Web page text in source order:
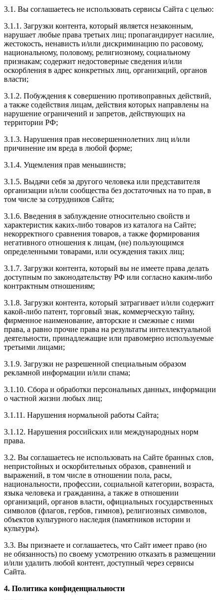
3.1. Вы соглашаетесь не использовать сервисы Сайта с целью:
3.1.1. Загрузки контента, который является незаконным,
нарушает любые права третьих лиц; пропагандирует насилие,
жестокость, ненависть и/или дискриминацию по расовому,
национальному, половому, религиозному, социальному
признакам; содержит недостоверные сведения и/или
оскорбления в адрес конкретных лиц, организаций, органов
власти;
3.1.2. Побуждения к совершению противоправных действий,
а также содействия лицам, действия которых направлены на
нарушение ограничений и запретов, действующих на
территории РФ;
3.1.3. Нарушения прав несовершеннолетних лиц и/или
причинение им вреда в любой форме;
3.1.4. Ущемления прав меньшинств;
3.1.5. Выдачи себя за другого человека или представителя
организации и/или сообщества без достаточных на то прав, в
том числе за сотрудников Сайта;
3.1.6. Введения в заблуждение относительно свойств и
характеристик каких-либо товаров из каталога на Сайте;
некорректного сравнения товаров, а также формирования
негативного отношения к лицам, (не) пользующимся
определенными товарами, или осуждения таких лиц;
3.1.7. Загрузки контента, который вы не имеете права делать
доступным по законодательству РФ или согласно каким-либо
контрактным отношениям;
3.1.8. Загрузки контента, который затрагивает и/или содержит
какой-либо патент, торговый знак, коммерческую тайну,
фирменное наименование, авторские и смежные с ними
права, а равно прочие права на результаты интеллектуальной
деятельности, принадлежащие или правомерно используемые
третьими лицами;
3.1.9. Загрузки не разрешенной специальным образом
рекламной информации и/или спама;
3.1.10. Сбора и обработки персональных данных, информации
о частной жизни любых лиц;
3.1.11. Нарушения нормальной работы Сайта;
3.1.12. Нарушения российских или международных норм
права.
3.2. Вы соглашаетесь не использовать на Сайте бранных слов,
непристойных и оскорбительных образов, сравнений и
выражений, в том числе в отношении пола, расы,
национальности, профессии, социальной категории, возраста,
языка человека и гражданина, а также в отношении
организаций, органов власти, официальных государственных
символов (флагов, гербов, гимнов), религиозных символов,
объектов культурного наследия (памятников истории и
культуры).
3.3. Вы признаете и соглашаетесь, что Сайт имеет право (но
не обязанность) по своему усмотрению отказать в размещении
и/или удалить любой контент, доступный через сервисы
Сайта.
4. Политика конфиденциальности